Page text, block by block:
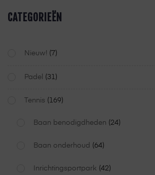
CATEGORIEËN
Nieuw! (7)
Padel (31)
Tennis (169)
Baan benodigdheden (24)
Baan onderhoud (64)
Inrichtingsportpark (42)